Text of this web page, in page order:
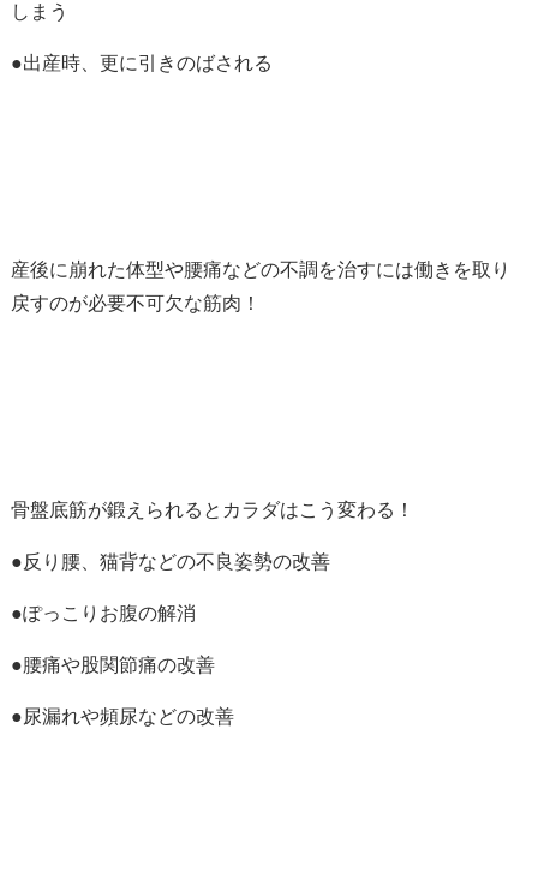
しまう
●出産時、更に引きのばされる
産後に崩れた体型や腰痛などの不調を治すには働きを取り
戻すのが必要不可欠な筋肉！
骨盤底筋が鍛えられるとカラダはこう変わる！
●反り腰、猫背などの不良姿勢の改善
●ぽっこりお腹の解消
●腰痛や股関節痛の改善
●尿漏れや頻尿などの改善